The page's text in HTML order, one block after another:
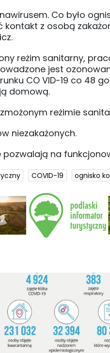
Co było
kontakt z osobą
reżim sanitarny,
jest
CO VID-19 co 48
domową.
reżimie
niezakażonych.
na
COVID-19 ognisko